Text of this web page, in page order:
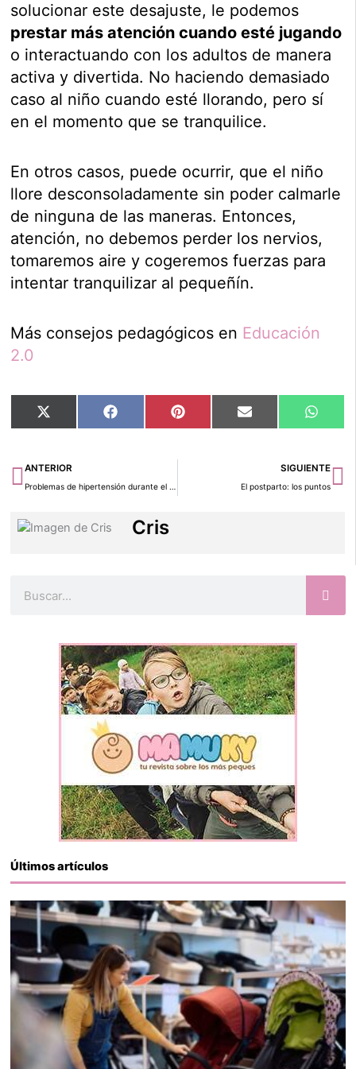
solucionar este desajuste, le podemos
prestar más atención cuando esté jugando
o interactuando con los adultos de manera
activa y divertida. No haciendo demasiado
caso al niño cuando esté llorando, pero sí
en el momento que se tranquilice.
En otros casos, puede ocurrir, que el niño
llore desconsoladamente sin poder calmarle
de ninguna de las maneras. Entonces,
atención, no debemos perder los nervios,
tomaremos aire y cogeremos fuerzas para
intentar tranquilizar al pequeñín.
Más consejos pedagógicos en Educación
2.0
Compartir
en
X
(Twitter)
Compartir
en
Facebook Compartir
en
Pinterest Compartir
en
Email
en
Ant
ANTERIOR
Problemas de hipertensión durante el embarazo
SIGUIENTE
El postparto: los puntos
Cris
Últimos artículos